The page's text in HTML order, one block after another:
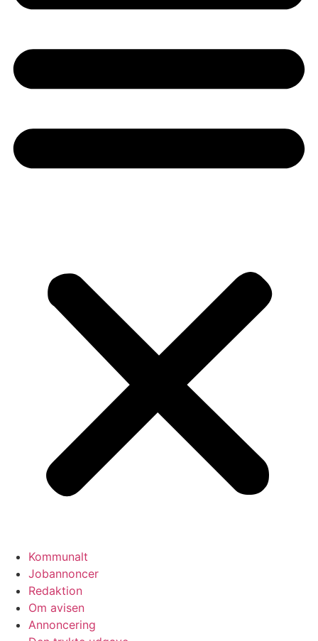
Kommunalt
Jobannoncer
Redaktion
Om avisen
Annoncering